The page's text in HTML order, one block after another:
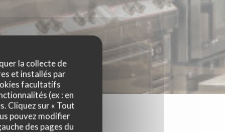
la collecte de
et installés par
facultatifs
(ex : en
Cliquez sur « Tout
pouvez modifier
des pages du